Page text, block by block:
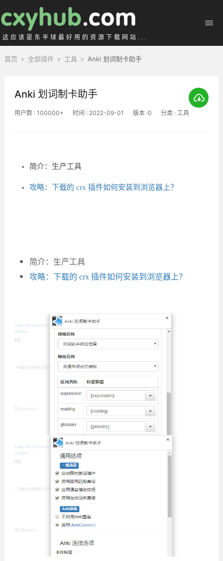
这应该是东半球最好用的资源下载网站...
首页 > 全部插件 > 工具 > Anki 划词制卡助手
Anki 划词制卡助手
用户数 : 100000+ 时间 : 2022-09-01 版本 :0 分类 : 工具
简介：生产工具
攻略：下载的 crx 插件如何安装到浏览器上？
简介：生产工具
攻略：下载的 crx 插件如何安装到浏览器上？